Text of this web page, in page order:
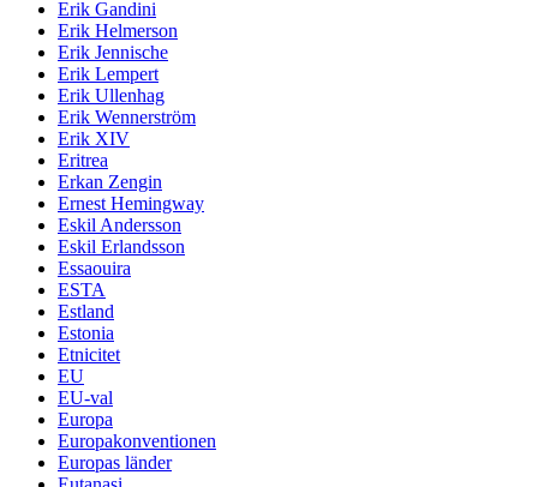
Erik Gandini
Erik Helmerson
Erik Jennische
Erik Lempert
Erik Ullenhag
Erik Wennerström
Erik XIV
Eritrea
Erkan Zengin
Ernest Hemingway
Eskil Andersson
Eskil Erlandsson
Essaouira
ESTA
Estland
Estonia
Etnicitet
EU
EU-val
Europa
Europakonventionen
Europas länder